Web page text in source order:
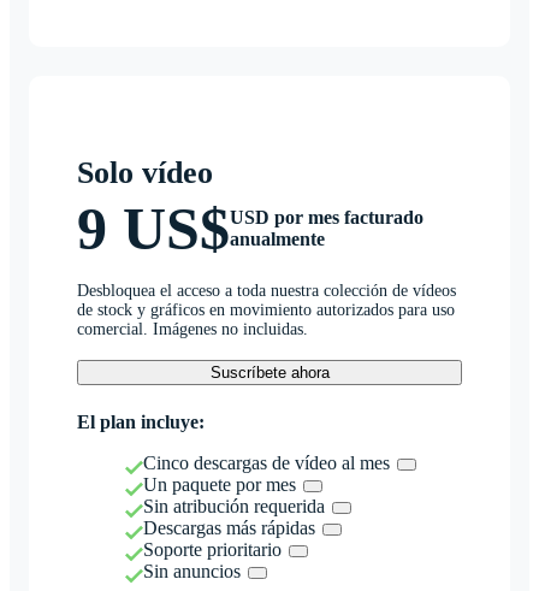
Solo vídeo
9 US$USD por mes facturado
anualmente
Desbloquea el acceso a toda nuestra colección de vídeos
de stock y gráficos en movimiento autorizados para uso
comercial. Imágenes no incluidas.
Suscríbete ahora
El plan incluye:
Cinco descargas de vídeo al mes
Un paquete por mes
Sin atribución requerida
Descargas más rápidas
Soporte prioritario
Sin anuncios